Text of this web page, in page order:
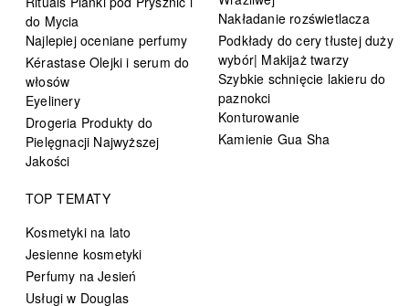
do Mycia
Najlepiej oceniane perfumy
Kérastase Olejki i serum do
włosów
Eyelinery
Drogeria Produkty do
Pielęgnacji Najwyższej
Jakości
Nakładanie rozświetlacza
Podkłady do cery tłustej duży
wybór| Makijaż twarzy
Szybkie schnięcie lakieru do
paznokci
Konturowanie
Kamienie Gua Sha
TOP TEMATY
Kosmetyki na lato
Jesienne kosmetyki
Perfumy na Jesień
Usługi w Douglas